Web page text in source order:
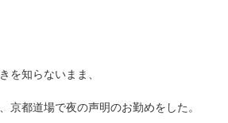
を知らないまま、
京都道場で夜の声明のお勤めをした。